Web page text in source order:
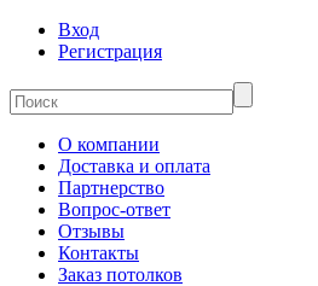
Вход
Регистрация
О компании
Доставка и оплата
Партнерство
Вопрос-ответ
Отзывы
Контакты
Заказ потолков